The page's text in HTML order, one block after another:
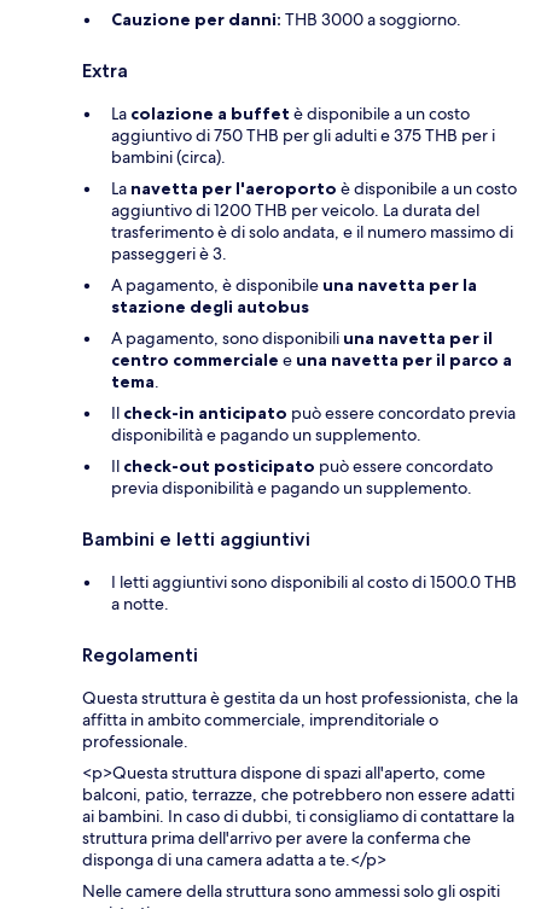
Cauzione per danni: THB 3000 a soggiorno.
Extra
La colazione a buffet è disponibile a un costo
aggiuntivo di 750 THB per gli adulti e 375 THB per i
bambini (circa).
La navetta per l'aeroporto è disponibile a un costo
aggiuntivo di 1200 THB per veicolo. La durata del
trasferimento è di solo andata, e il numero massimo di
passeggeri è 3.
A pagamento, è disponibile una navetta per la
stazione degli autobus
A pagamento, sono disponibili una navetta per il
centro commerciale e una navetta per il parco a
tema.
Il check-in anticipato può essere concordato previa
disponibilità e pagando un supplemento.
Il check-out posticipato può essere concordato
previa disponibilità e pagando un supplemento.
Bambini e letti aggiuntivi
I letti aggiuntivi sono disponibili al costo di 1500.0 THB
a notte.
Regolamenti
Questa struttura è gestita da un host professionista, che la
affitta in ambito commerciale, imprenditoriale o
professionale.
<p>Questa struttura dispone di spazi all'aperto, come
balconi, patio, terrazze, che potrebbero non essere adatti
ai bambini. In caso di dubbi, ti consigliamo di contattare la
struttura prima dell'arrivo per avere la conferma che
disponga di una camera adatta a te.</p>
Nelle camere della struttura sono ammessi solo gli ospiti